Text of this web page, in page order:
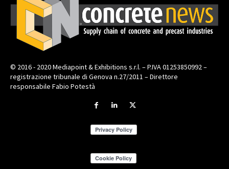
© 2016 - 2020 Mediapoint & Exhibitions s.r.l. – P.IVA 01253850992 –
registrazione tribunale di Genova n.27/2011 – Direttore
responsabile Fabio Potestà